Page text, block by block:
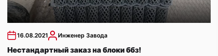
16.08.2021 Инженер Завода
Нестандартный заказ на блоки ббз!